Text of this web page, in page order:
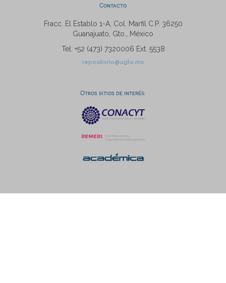
Contacto
Fracc. El Establo 1-A, Col. Marfil C.P. 36250
Guanajuato, Gto., México
Tel: +52 (473) 7320006 Ext. 5538
repositorio@ugto.mx
Otros sitios de interés: